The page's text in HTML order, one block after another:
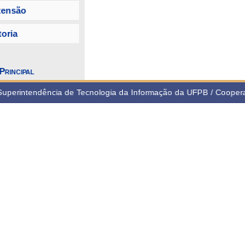
de Tecnologia da Informação da UFPB /